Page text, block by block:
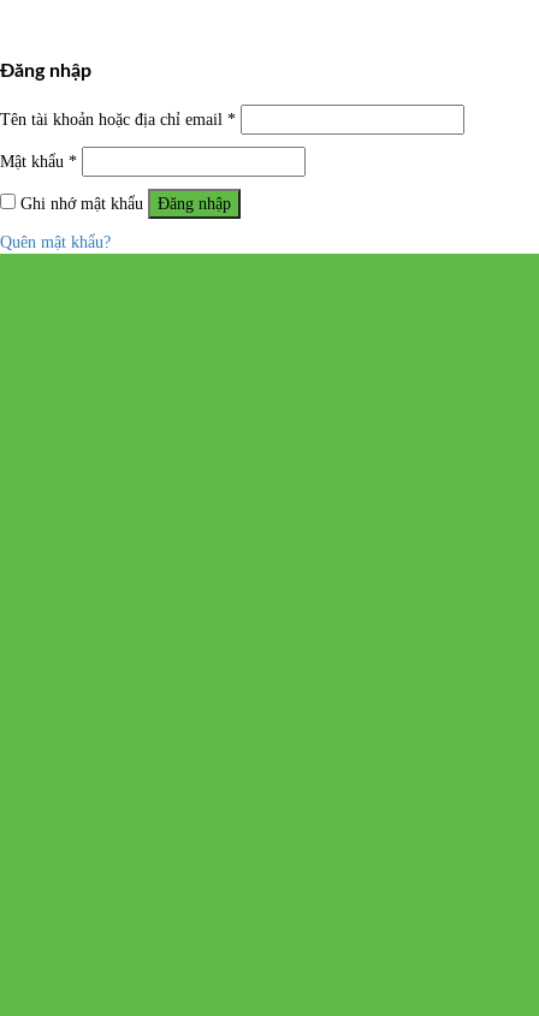
Đăng nhập
Tên tài khoản hoặc địa chỉ email *
Mật khẩu *
Ghi nhớ mật khẩu Đăng nhập
Quên mật khẩu?